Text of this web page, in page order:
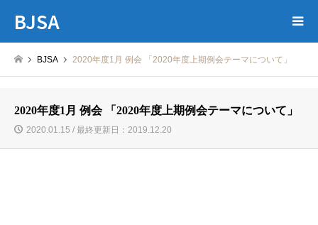
BJSA
BJSA 2020年度1月 例会 「2020年度上期例会テーマについて」
2020年度1月 例会 「2020年度上期例会テーマについて」
2020.01.15 / 最終更新日：2019.12.20